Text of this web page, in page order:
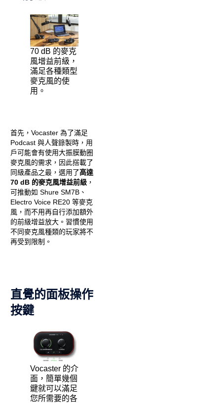
70 dB 的麥克
風增益前級，
滿足各種類型
麥克風的使
用。
首先，Vocaster 為了滿足
Podcast 與人聲錄製時，用
戶可能會有使用大振膜動圈
麥克風的需求，因此搭載了
同級產品之最，選用了高達
70 dB 的麥克風增益前級，
可推動如 Shure SM7B、
Electro Voice RE20 等麥克
風，而不用再自行添加額外
的前級增益放大。習慣使用
不同麥克風種類的玩家將不
再受到限制。
直覺的面板操作
按鍵
Vocaster 的介
面，簡單幾個
鍵就可以滿足
您所需要的各